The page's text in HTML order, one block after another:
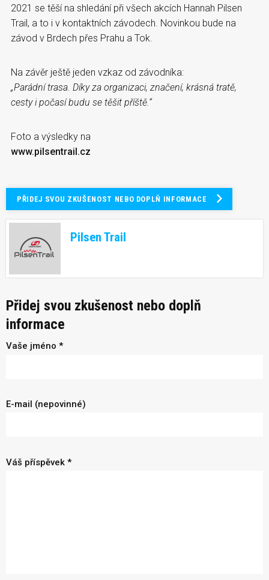
2021 se těší na shledání při všech akcích Hannah Pilsen
Trail, a to i v kontaktních závodech. Novinkou bude na
závod v Brdech přes Prahu a Tok.
Na závěr ještě jeden vzkaz od závodníka:
„Parádní trasa. Díky za organizaci, značení, krásná tratě,
cesty i počasí budu se těšit příště.“
Foto a výsledky na
www.pilsentrail.cz
PŘIDEJ SVOU ZKUŠENOST NEBO DOPLŇ INFORMACE
Pilsen Trail
Přidej svou zkušenost nebo doplň
informace
Vaše jméno *
E-mail (nepovinné)
Váš příspěvek *